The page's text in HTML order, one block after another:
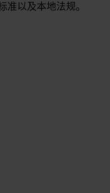
准以及本地法规。